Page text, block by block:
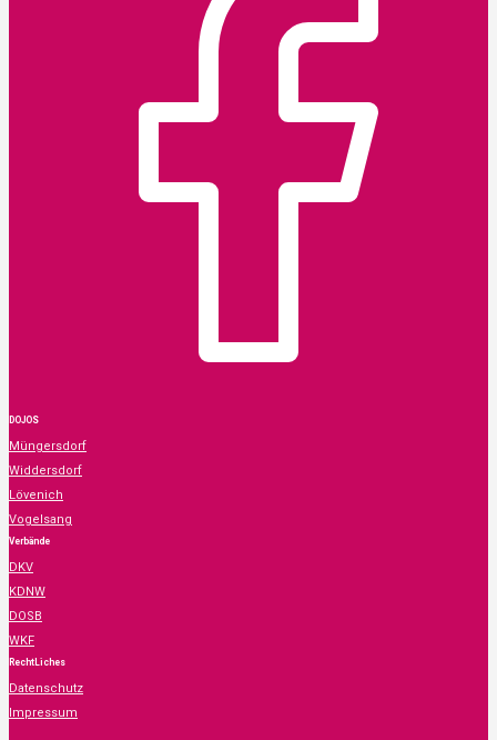
DOJOS
Müngersdorf
Widdersdorf
Lövenich
Vogelsang
Verbände
DKV
KDNW
DOSB
WKF
RechtLiches
Datenschutz
Impressum